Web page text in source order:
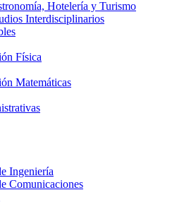
Hotelería y Turismo
Interdisciplinarios
Física
Matemáticas
Ingeniería
Comunicaciones